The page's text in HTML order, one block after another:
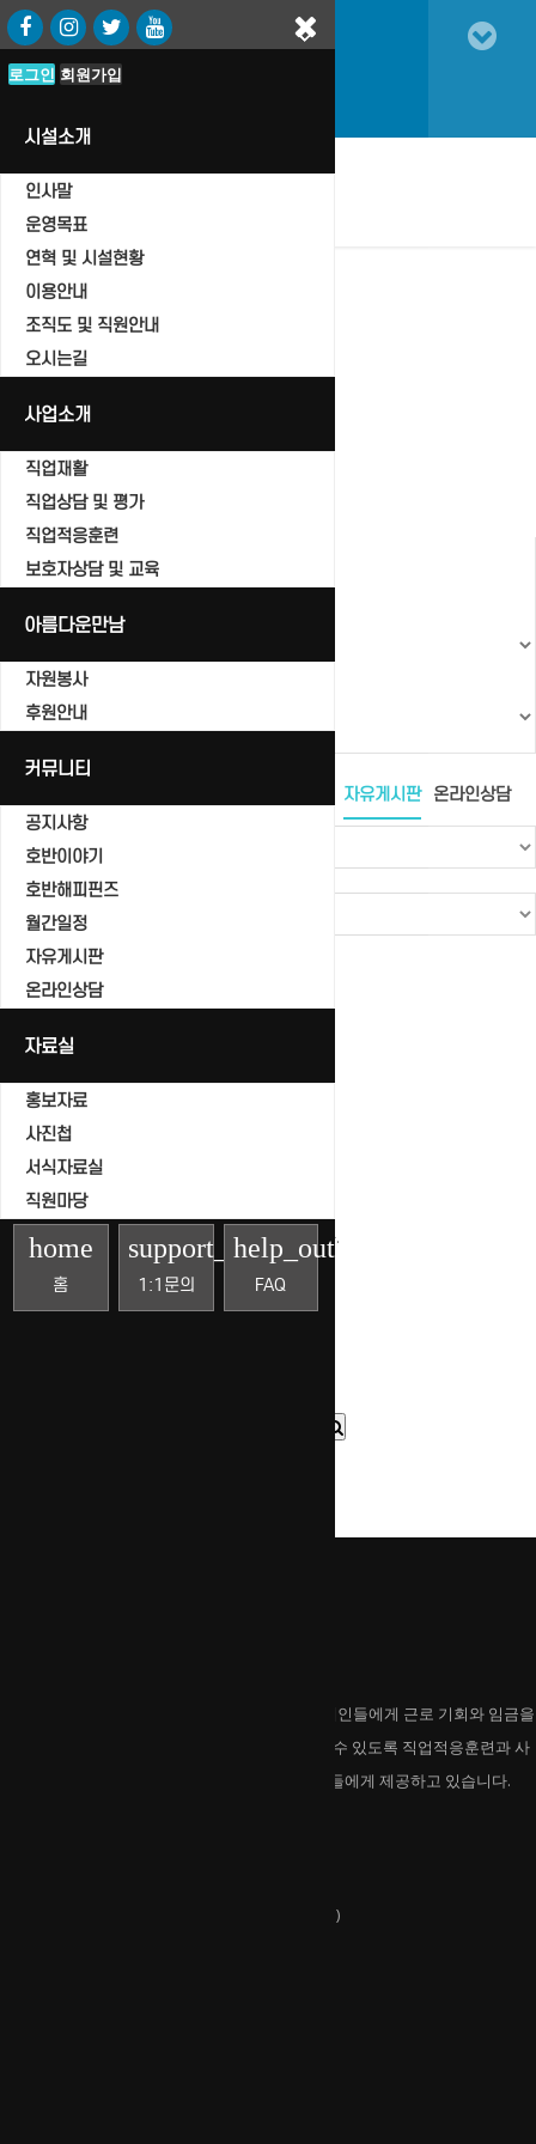
로그인
로그인 회원가입
시설소개
인사말
운영목표
연혁 및 시설현황
이용안내
조직도 및 직원안내
오시는길
사업소개
직업재활
직업상담 및 평가
직업적응훈련
보호자상담 및 교육
아름다운만남
자원봉사
후원안내
커뮤니티
공지사항
호반이야기
호반해피핀즈
월간일정
자유게시판
온라인상담
자료실
홍보자료
사진첩
서식자료실
직원마당
home
홈
support_agent
1:1문의
help_outline
FAQ
자유게시판
자유게시판
자유게시판 온라인상담
Total 0건 1 페이지
번호
제목
조회
날짜
게시물이 없습니다.
호반보호작업센터는 일반고용이 어려운 중중장애인들에게 근로 기회와 임금을
제공하고 있습니다. 지역사회에서 자립해 살아갈 수 있도록 직업적응훈련과 사
회적응훈련 등 다양한 프로그램을 개발해 이용인들에게 제공하고 있습니다.
강원특별자치도 춘천시 외솔길 17(석사동)